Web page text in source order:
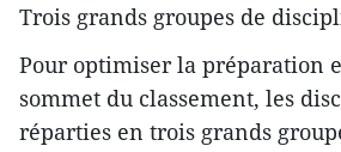
Trois grands groupes de
Pour optimiser la préparation
sommet du classement, les
réparties en trois grands